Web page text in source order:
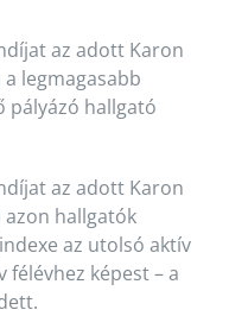
az adott Karon
a legmagasabb
pályázó hallgató
az adott Karon
azon hallgatók
az utolsó aktív
képest – a